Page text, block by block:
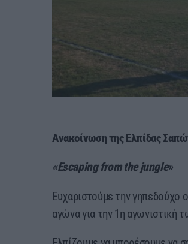
Ανακοίνωση της Ελπίδας
«Escaping from the jungle»
Ευχαριστούμε την γηπεδούχο
αγώνα για την 1η αγωνιστική